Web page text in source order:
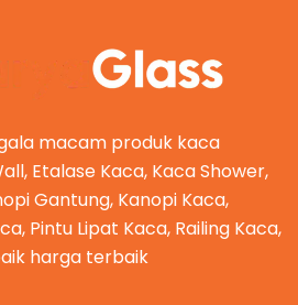
macam produk kaca
Etalase Kaca, Kaca Shower,
Gantung, Kanopi Kaca,
Pintu Lipat Kaca, Railing Kaca,
harga terbaik